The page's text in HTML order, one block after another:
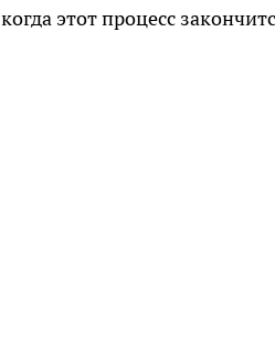
когда этот процесс